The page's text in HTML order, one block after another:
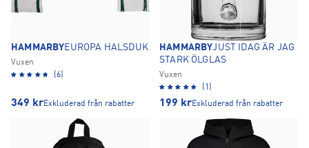
HAMMARBYEUROPA HALSDUK
Vuxen
(6)
349 krExkluderad från rabatter
HAMMARBYJUST IDAG ÄR JAG
STARK ÖLGLAS
Vuxen
(1)
199 krExkluderad från rabatter